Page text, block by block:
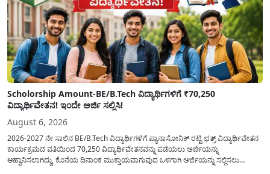
Scholorship Amount-BE/B.Tech ವಿದ್ಯಾರ್ಥಿಗಳಿಗೆ ₹70,250
ವಿದ್ಯಾರ್ಥಿವೇತನ! ಇಂದೇ ಅರ್ಜಿ ಸಲ್ಲಿಸಿ!
August 6, 2026
2026-2027 ನೇ ಸಾಲಿನ BE/B.Tech ವಿದ್ಯಾರ್ಥಿಗಳಿಗೆ ಪ್ಯಾನಾಸೋನಿಕ್ ರಟ್ಟಿ ಛತ್ರ್ ವಿದ್ಯಾರ್ಥಿವೇತನ
ಕಾರ್ಯಕ್ರಮದ ವತಿಯಿಂದ 70,250 ವಿದ್ಯಾರ್ಥಿವೇತನವನ್ನು ಪಡೆಯಲು ಅರ್ಜಿಯನ್ನು
ಆಹ್ವಾನಿಸಲಾಗಿದ್ದು, ಕೊನೆಯ ದಿನಾಂಕ ಮುಕ್ತಾಯವಾಗುವುದ ಒಳಗಾಗಿ ಅರ್ಜಿಯನ್ನು ಸಲ್ಲಿಸಲು